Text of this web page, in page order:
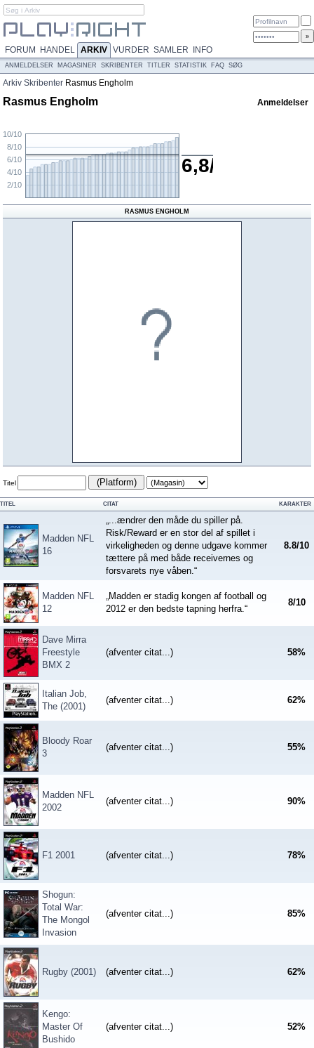
FORUM HANDEL ARKIV VURDER SAMLER INFO
ANMELDELSER MAGASINER SKRIBENTER TITLER STATISTIK FAQ SØG
Arkiv Skribenter Rasmus Engholm
Rasmus Engholm Anmeldelser
2/10
4/10
6/10
8/10
10/10
6,8/10
RASMUS ENGHOLM
Titel (Platform)
TITEL CITAT KARAKTER
Madden NFL
16
„...ændrer den måde du spiller på.
Risk/Reward er en stor del af spillet i
virkeligheden og denne udgave kommer
tættere på med både receivernes og
forsvarets nye våben.“
8.8/10
Madden NFL
12
„Madden er stadig kongen af football og
2012 er den bedste tapning herfra.“
8/10
Dave Mirra
Freestyle
BMX 2
(afventer citat...) 58%
Italian Job,
The (2001)
(afventer citat...) 62%
Bloody Roar
3
(afventer citat...) 55%
Madden NFL
2002
(afventer citat...) 90%
F1 2001 (afventer citat...) 78%
Shogun:
Total War:
The Mongol
Invasion
(afventer citat...) 85%
Rugby (2001) (afventer citat...) 62%
Kengo:
Master Of
Bushido
(afventer citat...) 52%